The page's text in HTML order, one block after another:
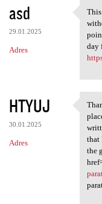
asd
29.01.2025
Adres
This
day
HTYUJ
30.01.2025
Adres
that
the